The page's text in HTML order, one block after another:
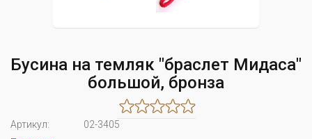
Бусина на темляк "браслет Мидаса"
большой, бронза
Артикул:
02-3405